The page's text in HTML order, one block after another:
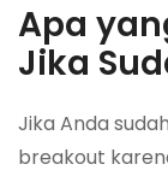
Apa
Jika
Jika Anda
breakout